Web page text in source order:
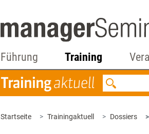
Führung Training
Startseite Trainingaktuell Dossiers